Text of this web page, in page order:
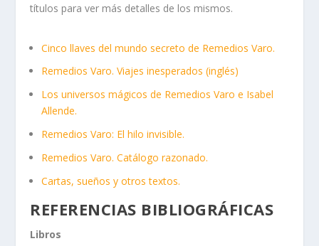
títulos para ver más detalles de los mismos.
Cinco llaves del mundo secreto de Remedios Varo.
Remedios Varo. Viajes inesperados (inglés)
Los universos mágicos de Remedios Varo e Isabel
Allende.
Remedios Varo: El hilo invisible.
Remedios Varo. Catálogo razonado.
Cartas, sueños y otros textos.
REFERENCIAS BIBLIOGRÁFICAS
Libros